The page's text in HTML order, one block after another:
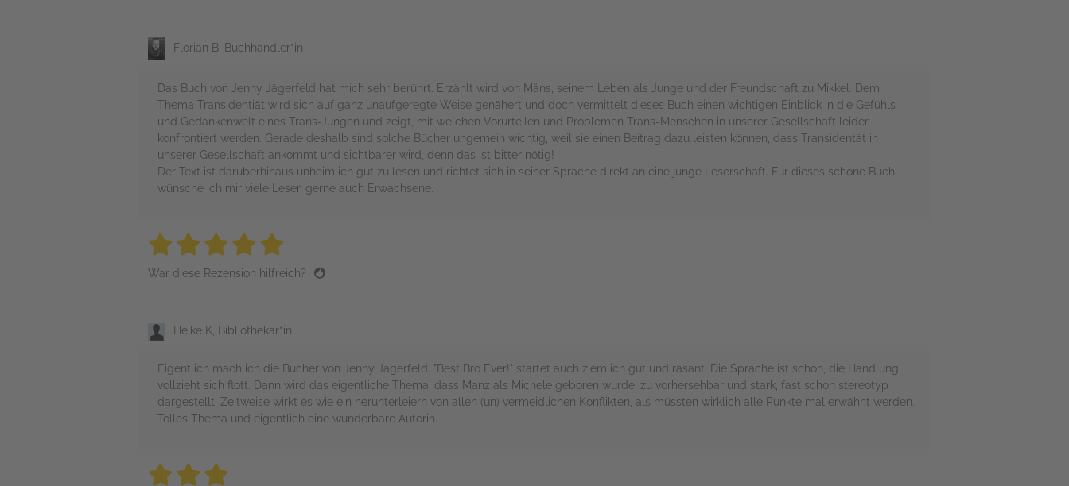
Florian B, Buchhändler*in
Das Buch von Jenny Jägerfeld hat mich sehr berührt. Erzählt wird von Måns, seinem Leben als Junge und der Freundschaft zu Mikkel. Dem
Thema Transidentiät wird sich auf ganz unaufgeregte Weise genähert und doch vermittelt dieses Buch einen wichtigen Einblick in die Gefühls-
und Gedankenwelt eines Trans-Jungen und zeigt, mit welchen Vorurteilen und Problemen Trans-Menschen in unserer Gesellschaft leider
konfrontiert werden. Gerade deshalb sind solche Bücher ungemein wichtig, weil sie einen Beitrag dazu leisten können, dass Transidentät in
unserer Gesellschaft ankommt und sichtbarer wird, denn das ist bitter nötig!
Der Text ist darüberhinaus unheimlich gut zu lesen und richtet sich in seiner Sprache direkt an eine junge Leserschaft. Für dieses schöne Buch
wünsche ich mir viele Leser, gerne auch Erwachsene.
5 stars
5 stars
5 stars
5 stars
War diese Rezension hilfreich?
Heike K, Bibliothekar*in
Eigentlich mach ich die Bücher von Jenny Jägerfeld. "Best Bro Ever!" startet auch ziemlich gut und rasant. Die Sprache ist schön, die Handlung
vollzieht sich flott. Dann wird das eigentliche Thema, dass Manz als Michele geboren wurde, zu vorhersehbar und stark, fast schon stereotyp
dargestellt. Zeitweise wirkt es wie ein herunterleiern von allen (un) vermeidlichen Konflikten, als müssten wirklich alle Punkte mal erwähnt werden.
Tolles Thema und eigentlich eine wunderbare Autorin.
3 stars
3 stars